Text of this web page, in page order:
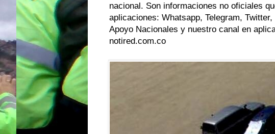
nacional. Son informaciones no oficiales
aplicaciones: Whatsapp, Telegram,
Apoyo Nacionales y nuestro canal en
notired.com.co